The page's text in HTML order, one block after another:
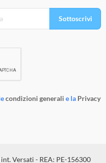
Sottoscrivi
condizioni generali e la Privacy
Versati - REA: PE-156300